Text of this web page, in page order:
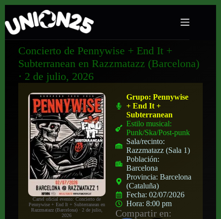
Concierto de Pennywise + End It +
Subterranean en Razzmatazz (Barcelona)
· 2 de julio, 2026
Cartel oficial evento: Concierto de
Pennywise + End It + Subterranean en
Razzmatazz (Barcelona) · 2 de julio,
2026
Grupo:Pennywise
+ End It +
Subterranean
Estilo musical:
Punk/Ska/Post-punk
Sala/recinto:
Razzmatazz (Sala 1)
Población:
Barcelona
Provincia:Barcelona
(Cataluña)
Fecha:02/07/2026
Hora:8:00 pm
Compartir en: